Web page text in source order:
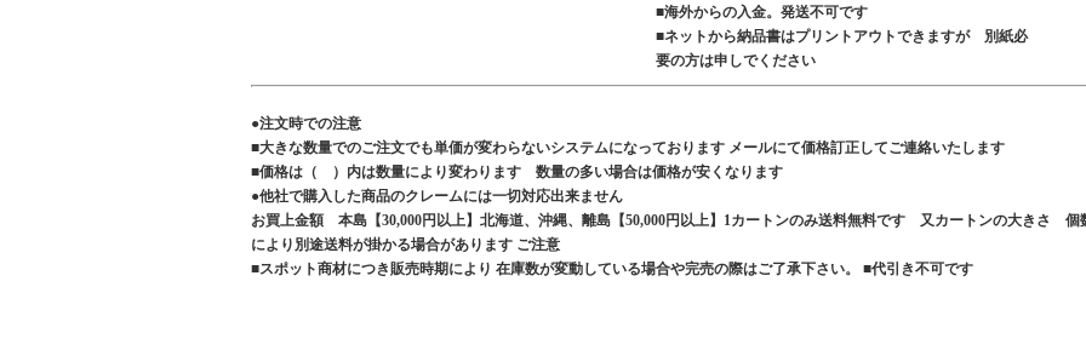
■海外からの入金。発送不可です
■ネットから納品書はプリントアウトできますが 別紙必
要の方は申しでください
●注文時での注意
■大きな数量でのご注文でも単価が変わらないシステムになっております メールにて価格訂正してご連絡いたします
■価格は（ ）内は数量により変わります 数量の多い場合は価格が安くなります
●他社で購入した商品のクレームには一切対応出来ません
お買上金額 本島【30,000円以上】北海道、沖縄、離島【50,000円以上】1カートンのみ送料無料です 又カートンの大きさ 個
により別途送料が掛かる場合があります ご注意
■スポット商材につき販売時期により 在庫数が変動している場合や完売の際はご了承下さい。 ■代引き不可です